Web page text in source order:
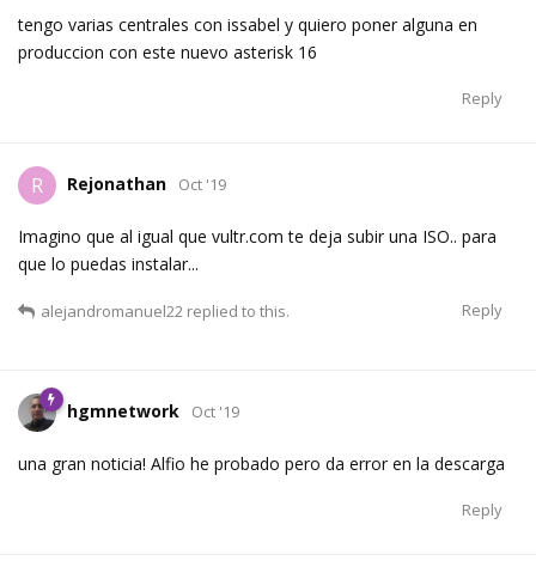
tengo varias centrales con issabel y quiero poner alguna en
produccion con este nuevo asterisk 16
Reply
R Rejonathan Oct '19
Imagino que al igual que vultr.com te deja subir una ISO.. para
que lo puedas instalar...
Reply
alejandromanuel22 replied to this.
hgmnetwork Oct '19
una gran noticia! Alfio he probado pero da error en la descarga
Reply